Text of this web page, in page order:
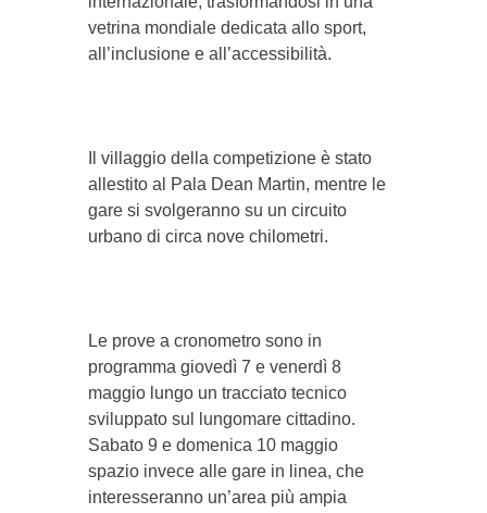
vetrina mondiale dedicata allo sport,
all’inclusione e all’accessibilità.
Il villaggio della competizione è stato
allestito al Pala Dean Martin, mentre le
gare si svolgeranno su un circuito
urbano di circa nove chilometri.
Le prove a cronometro sono in
programma giovedì 7 e venerdì 8
maggio lungo un tracciato tecnico
sviluppato sul lungomare cittadino.
Sabato 9 e domenica 10 maggio
spazio invece alle gare in linea, che
interesseranno un’area più ampia